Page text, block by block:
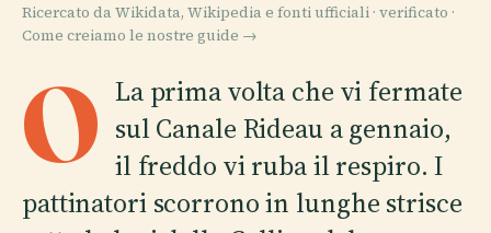
Ricercato da Wikidata, Wikipedia e fonti ufficiali · verificato ·
Come creiamo le nostre guide →
O La prima volta che vi fermate
sul Canale Rideau a gennaio,
il freddo vi ruba il respiro. I
pattinatori scorrono in lunghe strisce